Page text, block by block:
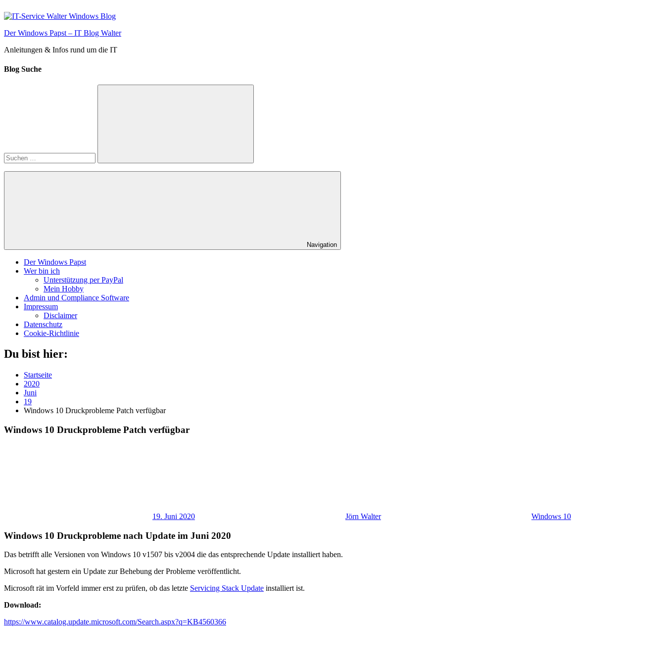
Inhalt
Der Windows Papst – IT Blog Walter
Anleitungen & Infos rund um die IT
Blog Suche
Suchen
Navigation
Der Windows Papst
Wer bin ich
Unterstützung per PayPal
Mein Hobby
Admin und Compliance Software
Impressum
Disclaimer
Datenschutz
Cookie-Richtlinie
Du bist hier:
Startseite
2020
Juni
19
Windows 10 Druckprobleme Patch verfügbar
Windows 10 Druckprobleme Patch verfügbar
19. Juni 2020 Jörn Walter Windows 10
Windows 10 Druckprobleme nach Update im Juni 2020
Das betrifft alle Versionen von Windows 10 v1507 bis v2004 die das entsprechende Update installiert haben.
Microsoft hat gestern ein Update zur Behebung der Probleme veröffentlicht.
Microsoft rät im Vorfeld immer erst zu prüfen, ob das letzte Servicing Stack Update installiert ist.
Download:
https://www.catalog.update.microsoft.com/Search.aspx?q=KB4560366